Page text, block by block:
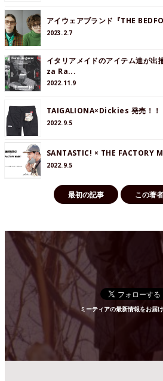
アイウェアブランド『THE
2023.2.7
イタリアメイドのアイテム達が
za Ra...
2022.11.9
TAIGALIONA×Dickies 発売！！
2022.9.5
SANTASTIC! × THE FACTORY
2022.9.5
最初の記事 この著
ミーティアの最新情報をお届